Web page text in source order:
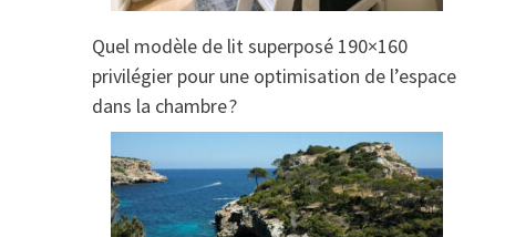
Quel modèle de lit superposé 190×160
privilégier pour une optimisation de l’espace
dans la chambre ?